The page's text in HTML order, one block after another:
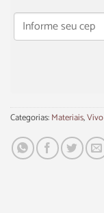
Categorias:Materiais,Vivo